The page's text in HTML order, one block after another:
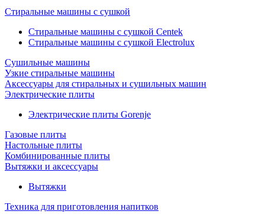
Стиральные машины с сушкой
Стиральные машины с сушкой Centek
Стиральные машины с сушкой Electrolux
Сушильные машины
Узкие стиральные машины
Аксессуары для стиральных и сушильных машин
Электрические плиты
Электрические плиты Gorenje
Газовые плиты
Настольные плиты
Комбинированные плиты
Вытяжки и аксессуары
Вытяжки
Техника для приготовления напитков